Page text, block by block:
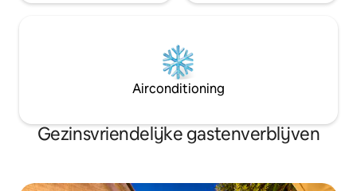
Airconditioning
Gezinsvriendelijke gastenverblijven